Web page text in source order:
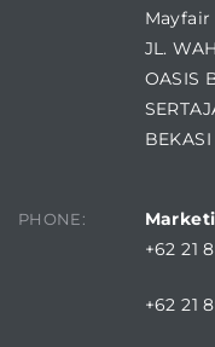
JL.
OASIS
BEKASI
PHONE:
+62 21
+62 21